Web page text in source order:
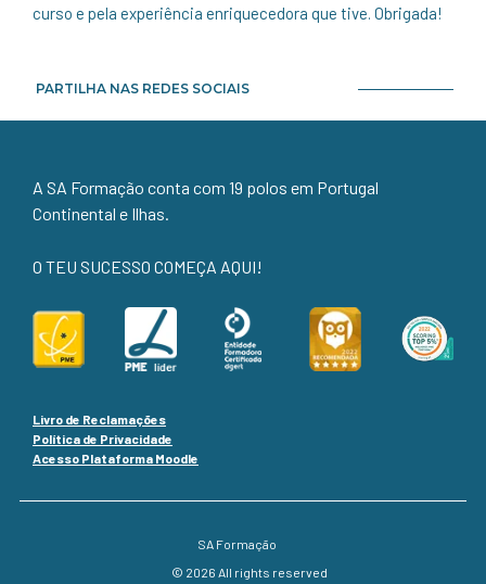
curso e pela experiência enriquecedora que tive. Obrigada!
PARTILHA NAS REDES SOCIAIS
A SA Formação conta com 19 polos em Portugal
Continental e Ilhas.
O TEU SUCESSO COMEÇA AQUI!
Livro de Reclamações
Política de Privacidade
Acesso Plataforma Moodle
SA Formação
© 2026 All rights reserved